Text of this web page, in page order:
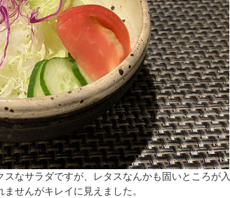
なサラダですが、レタスなんかも固いところが入
せんがキレイに見えました。